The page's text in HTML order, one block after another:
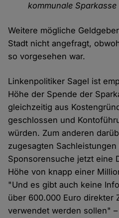
kommunale
Weitere mögliche
Stadt nicht angefragt,
so vorgesehen war.
Linkenpolitiker Sagel ist
Höhe der Spende der
gleichzeitig aus
geschlossen und
würden. Zum anderen
zugesagten
Sponsorensuche jetzt eine
Höhe von knapp einer
"Und es gibt auch keine
über 600.000 Euro direkter
verwendet werden sollen"